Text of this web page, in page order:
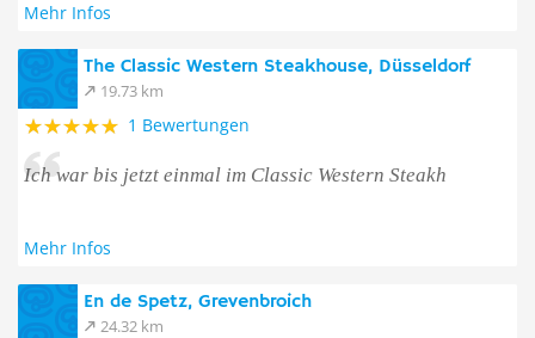
Mehr Infos
The Classic Western Steakhouse, Düsseldorf
19.73 km
1 Bewertungen
Ich war bis jetzt einmal im Classic Western Steakh
Mehr Infos
En de Spetz, Grevenbroich
24.32 km